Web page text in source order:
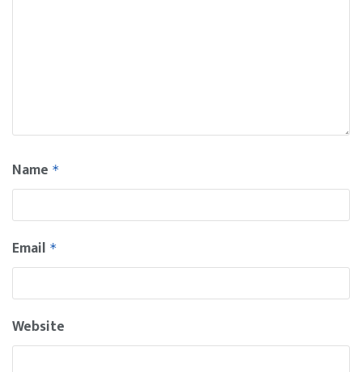
Name *
Email *
Website